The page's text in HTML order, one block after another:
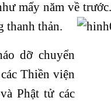
mấy năm về
thanh thản.
dỡ chuyển
Thiền viện
Phật tử các